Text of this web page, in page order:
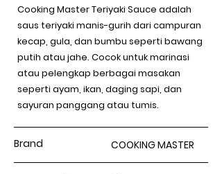
Cooking Master Teriyaki Sauce adalah
saus teriyaki manis-gurih dari campuran
kecap, gula, dan bumbu seperti bawang
putih atau jahe. Cocok untuk marinasi
atau pelengkap berbagai masakan
seperti ayam, ikan, daging sapi, dan
sayuran panggang atau tumis.
Brand COOKING MASTER